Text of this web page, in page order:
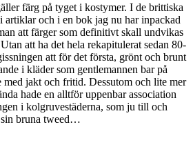
färg på tyget i kostymer. I de brittiska
artiklar och i en bok jag nu har inpackad
att färger som definitivt skall undvikas
att ha det hela rekapitulerat sedan 80-
att för det första, grönt och brunt
i kläder som gentlemannen bar på
med jakt och fritid. Dessutom och lite mer
hade en alltför uppenbar association
i kolgruvestäderna, som ju till och
bruna tweed…